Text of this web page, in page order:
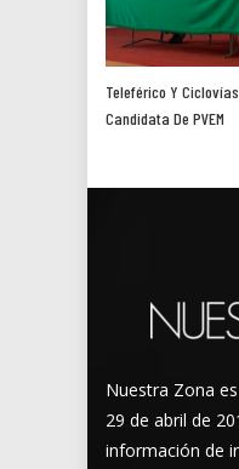
Teleférico Y
Candidata De PVEM
Nuestra Zona
29 de abril de
información de